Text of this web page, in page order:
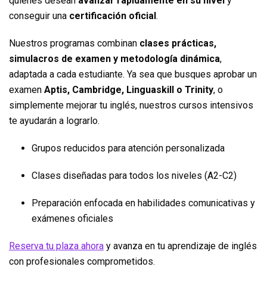
conseguir una certificación oficial.
Nuestros programas combinan clases prácticas,
simulacros de examen y metodología dinámica,
adaptada a cada estudiante. Ya sea que busques aprobar un
examen Aptis, Cambridge, Linguaskill o Trinity, o
simplemente mejorar tu inglés, nuestros cursos intensivos
te ayudarán a lograrlo.
Grupos reducidos para atención personalizada
Clases diseñadas para todos los niveles (A2-C2)
Preparación enfocada en habilidades comunicativas y
exámenes oficiales
Reserva tu plaza ahora y avanza en tu aprendizaje de inglés
con profesionales comprometidos.